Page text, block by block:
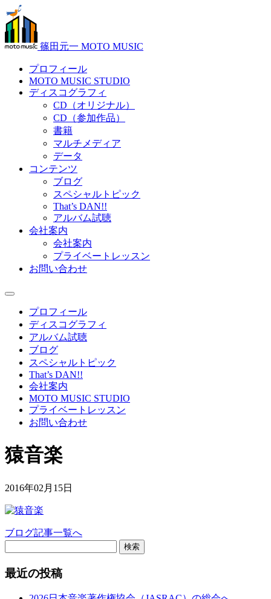
篠田元一 MOTO MUSIC
プロフィール
MOTO MUSIC STUDIO
ディスコグラフィ
CD（オリジナル）
CD（参加作品）
書籍
マルチメディア
データ
コンテンツ
ブログ
スペシャルトピック
That’s DAN!!
アルバム試聴
会社案内
会社案内
プライベートレッスン
お問い合わせ
プロフィール
ディスコグラフィ
アルバム試聴
ブログ
スペシャルトピック
That’s DAN!!
会社案内
MOTO MUSIC STUDIO
プライベートレッスン
お問い合わせ
猿音楽
2016年02月15日
ブログ記事一覧へ
検索
最近の投稿